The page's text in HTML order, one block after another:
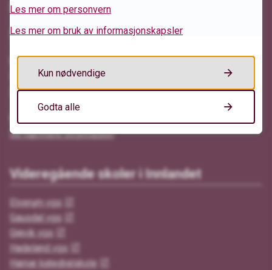
Send e-post
Send sikker digital post
Besøksadresse
Fedraheimveien 1
2500 Tynset
Postadresse
Se nærmere informasjon
Videregående skoler i Innlandet
Elverum vgs
Gausdal vgs
Gjøvik vgs
Hadeland vgs
Hamar katedralskole
Les mer om personvern
Les mer om bruk av informasjonskapsler
Kun nødvendige
Godta alle